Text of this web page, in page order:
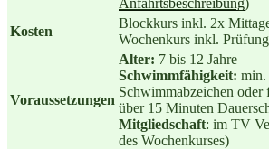
Kosten
Blockkurs inkl. 2x
Wochenkurs inkl.
Voraussetzungen
Alter: 7 bis 12 Jahre
Schwimmfähigkeit: min.
Schwimmabzeichen
über 15 Minuten
Mitgliedschaft: im TV
des Wochenkurses)